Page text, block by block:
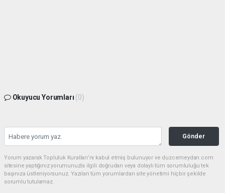
Okuyucu Yorumları (0)
Gönder
Yorum yazarak Topluluk Kuralları’nı kabul etmiş bulunuyor ve duzcemeydan.com
sitesine yaptığınız yorumunuzla ilgili doğrudan veya dolaylı tüm sorumluluğu tek
başınıza üstleniyorsunuz. Yazılan tüm yorumlardan site yönetimi hiçbir şekilde
sorumlu tutulamaz.